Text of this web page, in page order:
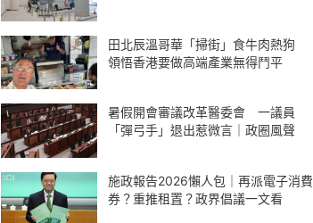
田北辰溫哥華「掃街」食牛肉熱狗
領悟香港要做高端產業無得鬥平
暑假開會審議改革醫委會 一議員
「彈弓手」退出惹微言｜政圈風聲
施政報告2026懶人包｜再派電子消費
券？重推租置？政界倡議一文看